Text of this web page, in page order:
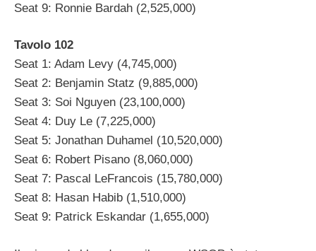
Seat 9: Ronnie Bardah (2,525,000)
Tavolo 102
Seat 1: Adam Levy (4,745,000)
Seat 2: Benjamin Statz (9,885,000)
Seat 3: Soi Nguyen (23,100,000)
Seat 4: Duy Le (7,225,000)
Seat 5: Jonathan Duhamel (10,520,000)
Seat 6: Robert Pisano (8,060,000)
Seat 7: Pascal LeFrancois (15,780,000)
Seat 8: Hasan Habib (1,510,000)
Seat 9: Patrick Eskandar (1,655,000)